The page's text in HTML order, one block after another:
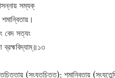
সম্যক্‌
বেদ সত্যং
ব্রহ্মবিদ্যাম্॥১৩
(সংযতচিত্ত); শমান্বিতায়